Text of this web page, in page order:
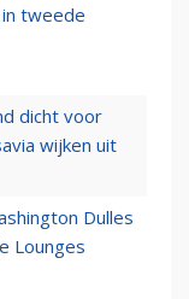
tweede
dicht voor
wijken uit
Dulles
Lounges